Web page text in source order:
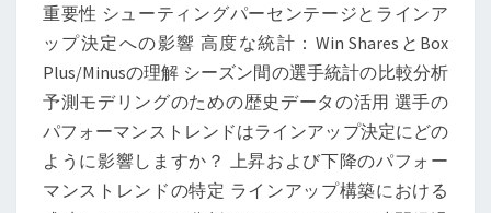
フ
ォ
ー
マ
ン
ス
ト
重要性 シューティングパーセンテージとラインア
ップ決定への影響 高度な統計：Win SharesとBox
Plus/Minusの理解 シーズン間の選手統計の比較分析
予測モデリングのための歴史データの活用 選手の
パフォーマンストレンドはラインアップ決定にどの
ように影響しますか？ 上昇および下降のパフォー
マンストレンドの特定 ラインアップ構築における